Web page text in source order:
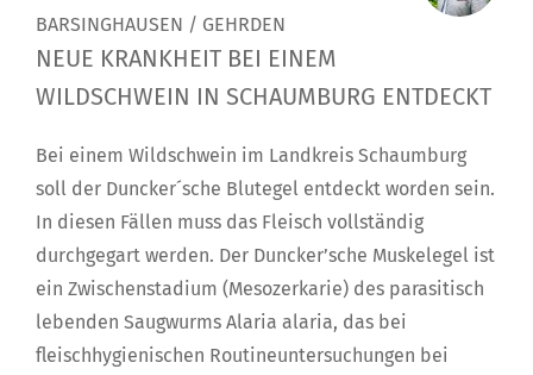
BARSINGHAUSEN / GEHRDEN
NEUE KRANKHEIT BEI EINEM
WILDSCHWEIN IN SCHAUMBURG ENTDECKT
Bei einem Wildschwein im Landkreis Schaumburg
soll der Duncker´sche Blutegel entdeckt worden sein.
In diesen Fällen muss das Fleisch vollständig
durchgegart werden. Der Duncker’sche Muskelegel ist
ein Zwischenstadium (Mesozerkarie) des parasitisch
lebenden Saugwurms Alaria alaria, das bei
fleischhygienischen Routineuntersuchungen bei